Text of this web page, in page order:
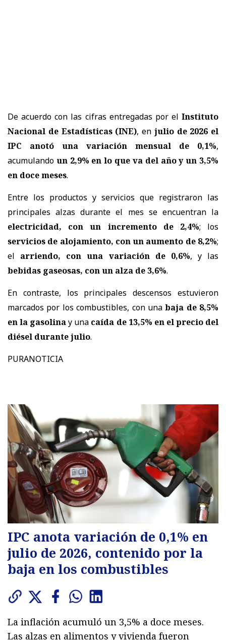
De acuerdo con las cifras entregadas por el Instituto
Nacional de Estadísticas (INE), en julio de 2026 el
IPC anotó una variación mensual de 0,1%,
acumulando un 2,9% en lo que va del año y un 3,5%
en doce meses.
Entre los productos y servicios que registraron las
principales alzas durante el mes se encuentran la
electricidad, con un incremento de 2,4%; los
servicios de alojamiento, con un aumento de 8,2%;
el arriendo, con una variación de 0,6%, y las
bebidas gaseosas, con un alza de 3,6%.
En contraste, los principales descensos estuvieron
marcados por los combustibles, con unabaja de 8,5%
en la gasolinay una caída de 13,5% en el precio del
diésel durante julio.
PURANOTICIA
IPC anota variación de 0,1% en
julio de 2026, contenido por la
baja en los combustibles
La inflación acumuló un 3,5% a doce meses.
Las alzas en alimentos y vivienda fueron